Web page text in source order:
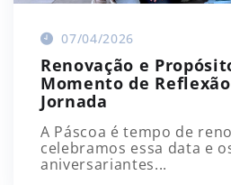
07/04/2026
Renovação e
Momento de
Jornada
A Páscoa é tempo de
celebramos essa data e
aniversariantes...